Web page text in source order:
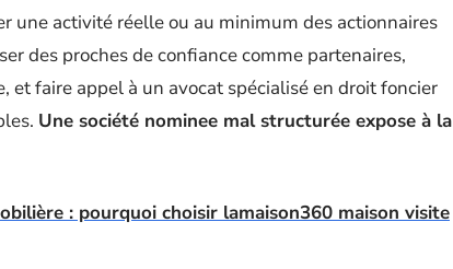
une activité réelle ou au minimum des actionnaires
des proches de confiance comme partenaires,
et faire appel à un avocat spécialisé en droit foncier
Une société nominee mal structurée expose à la
: pourquoi choisir lamaison360 maison visite